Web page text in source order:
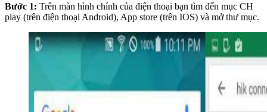
Bước 1: Trên màn hình chính của điện thoại bạn tìm đến mục CH
play (trên điện thoại Android), App store (trên IOS) và mở thư mục.